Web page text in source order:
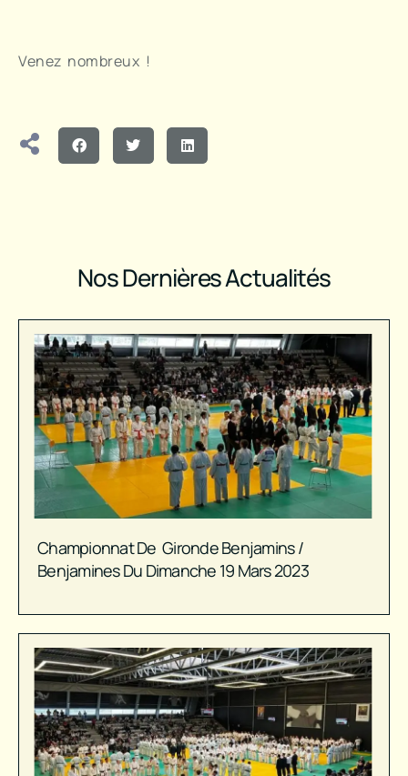
Venez nombreux !
Nos Dernières Actualités
Championnat De Gironde Benjamins /
Benjamines Du Dimanche 19 Mars 2023